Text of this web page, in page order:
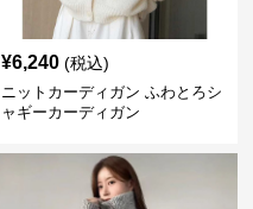
¥6,240 (税込)
ニットカーディガン ふわとろシ
ャギーカーディガン